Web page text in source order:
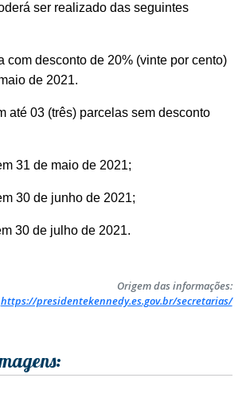
ser realizado das seguintes
com desconto de 20% (vinte por cento)
de 2021.
até 03 (três) parcelas sem desconto
31 de maio de 2021;
30 de junho de 2021;
30 de julho de 2021.
Origem das informações:
https://presidentekennedy.es.gov.br/secretarias/